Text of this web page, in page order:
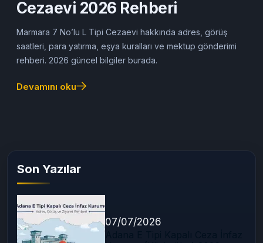
Cezaevi 2026 Rehberi
Marmara 7 No’lu L Tipi Cezaevi hakkında adres, görüş
saatleri, para yatırma, eşya kuralları ve mektup gönderimi
rehberi. 2026 güncel bilgiler burada.
Devamını oku
Son Yazılar
07/07/2026